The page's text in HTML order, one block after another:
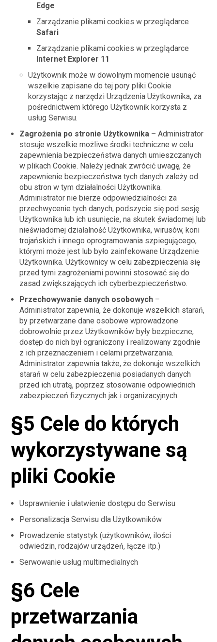
Edge
Zarządzanie plikami cookies w przeglądarce
Safari
Zarządzanie plikami cookies w przeglądarce
Internet Explorer 11
Użytkownik może w dowolnym momencie usunąć
wszelkie zapisane do tej pory pliki Cookie
korzystając z narzędzi Urządzenia Użytkownika, za
pośrednictwem którego Użytkownik korzysta z
usług Serwisu.
Zagrożenia po stronie Użytkownika – Administrator
stosuje wszelkie możliwe środki techniczne w celu
zapewnienia bezpieczeństwa danych umieszczanych
w plikach Cookie. Należy jednak zwrócić uwagę, że
zapewnienie bezpieczeństwa tych danych zależy od
obu stron w tym działalności Użytkownika.
Administrator nie bierze odpowiedzialności za
przechwycenie tych danych, podszycie się pod sesję
Użytkownika lub ich usunięcie, na skutek świadomej lub
nieświadomej działalność Użytkownika, wirusów, koni
trojańskich i innego oprogramowania szpiegującego,
którymi może jest lub było zainfekowane Urządzenie
Użytkownika. Użytkownicy w celu zabezpieczenia się
przed tymi zagrożeniami powinni stosować się do
zasad zwiększających ich cyberbezpieczeństwo.
Przechowywanie danych osobowych –
Administrator zapewnia, że dokonuje wszelkich starań,
by przetwarzane dane osobowe wprowadzone
dobrowolnie przez Użytkowników były bezpieczne,
dostęp do nich był ograniczony i realizowany zgodnie
z ich przeznaczeniem i celami przetwarzania.
Administrator zapewnia także, że dokonuje wszelkich
starań w celu zabezpieczenia posiadanych danych
przed ich utratą, poprzez stosowanie odpowiednich
zabezpieczeń fizycznych jak i organizacyjnych.
§5 Cele do których
wykorzystywane są
pliki Cookie
Usprawnienie i ułatwienie dostępu do Serwisu
Personalizacja Serwisu dla Użytkowników
Prowadzenie statystyk (użytkowników, ilości
odwiedzin, rodzajów urządzeń, łącze itp.)
Serwowanie usług multimedialnych
§6 Cele
przetwarzania